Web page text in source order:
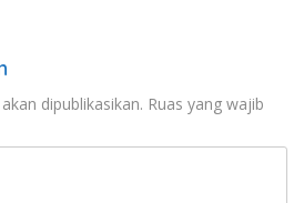
dipublikasikan. Ruas yang wajib